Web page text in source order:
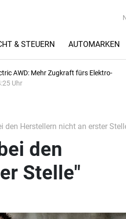
& STEUERN AUTOMARKEN
AWD: Mehr Zugkraft fürs Elektro-
Uhr
den Herstellern nicht an erster
den
Stelle"